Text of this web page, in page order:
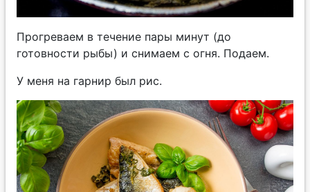
Прогреваем в течение пары минут (до
готовности рыбы) и снимаем с огня. Подаем.
У меня на гарнир был рис.